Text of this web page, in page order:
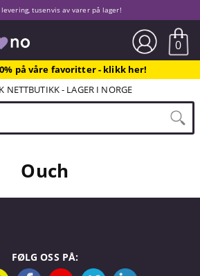
levering, tusenvis av varer på lager!
0
på våre favoritter - klikk her!
NETTBUTIKK - LAGER I NORGE
Ouch
FØLG OSS PÅ: